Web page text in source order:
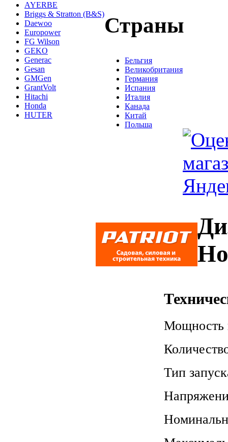
AYERBE
Briggs & Stratton (B&S)
Daewoo
Europower
FG Wilson
GEKO
Generac
Gesan
GMGen
GrantVolt
Hitachi
Honda
HUTER
Страны
Бельгия
Великобритания
Германия
Испания
Италия
Канада
Китай
Польша
Мощность
Тип